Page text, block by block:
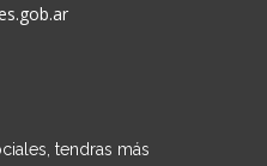
tendras más